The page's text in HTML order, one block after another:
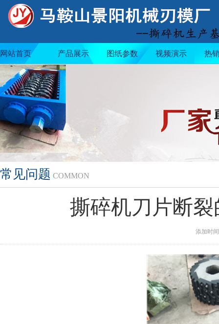
网站首页 产品展示 图纸参数 视频演示 热
常见问题 COMMON
撕碎机刀片断
添加时